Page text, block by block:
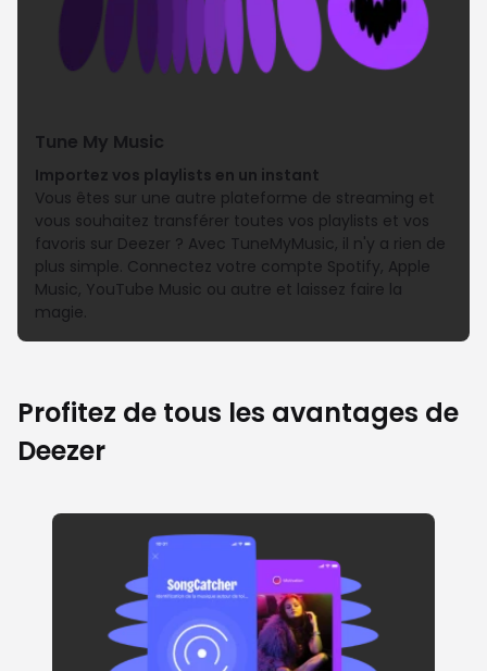
Tune My Music
Importez vos playlists en un instant
Vous êtes sur une autre plateforme de streaming et
vous souhaitez transférer toutes vos playlists et vos
favoris sur Deezer ? Avec TuneMyMusic, il n'y a rien de
plus simple. Connectez votre compte Spotify, Apple
Music, YouTube Music ou autre et laissez faire la
magie.
Profitez de tous les avantages de
Deezer